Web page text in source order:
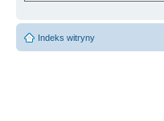
Indeks witryny